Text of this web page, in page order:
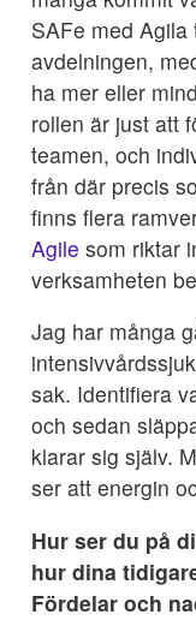
SAFe med
avdelningen,
ha mer eller
rollen är just att
teamen, och
från där precis
finns flera
Agile som riktar
verksamheten
Jag har många
sak. Identifiera
och sedan
klarar sig själv.
ser att energin
Hur ser du på
hur dina
Fördelar och